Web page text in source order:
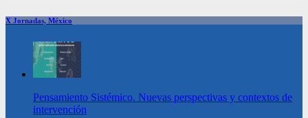
X Jornadas, México
Pensamiento Sistémico. Nuevas perspectivas y contextos de
intervención